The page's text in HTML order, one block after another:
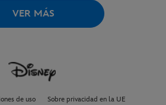
VER MÁS
de uso Sobre privacidad en la UE